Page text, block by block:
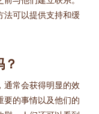
法可以提供支持和缓
通常会获得明显的效
要的事情以及他们的